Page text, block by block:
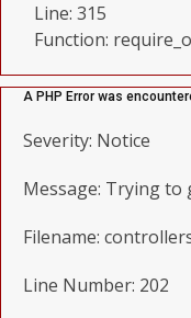
Line: 315
Function:
A PHP Error was
Severity: Notice
Message: Trying
Filename:
Line Number: 202